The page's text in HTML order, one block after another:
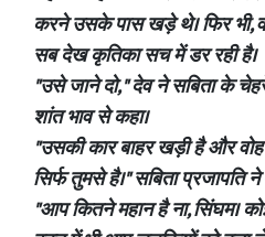
करने उसके पास खड़े थे। फिर भी,
सब देख कृतिका सच में डर रही है।
"उसे जाने दो," देव ने सबिता के
शांत भाव से कहा।
"उसकी कार बाहर खड़ी है और
सिर्फ तुमसे है।" सबिता प्रजापति
"आप कितने महान है ना, सिंघम।